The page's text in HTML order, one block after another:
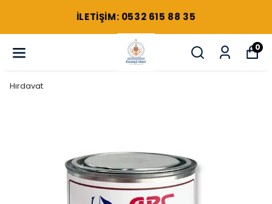
ILETIŞIM: 0532 615 88 35
0
Hırdavat